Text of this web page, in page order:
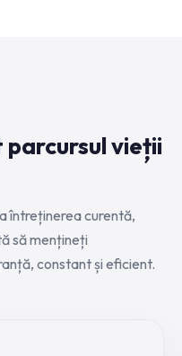
vieții
întreținerea curentă,
să mențineți
constant și eficient.